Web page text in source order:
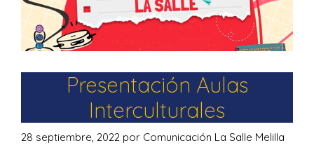
Presentación Aulas
Interculturales
28 septiembre, 2022 por Comunicación La Salle Melilla